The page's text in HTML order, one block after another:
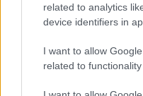
related to analytics
device identifiers in
I want to allow
related to
Tutustu